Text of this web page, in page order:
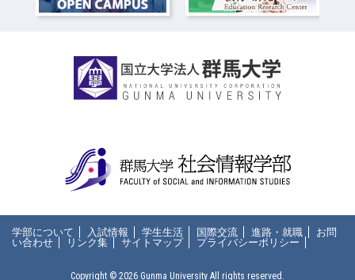
学部について 入試情報 学生生活 国際交流 進路・就職
お問
い合わせ
リンク集 サイトマップ プライバシーポリシー
Copyright © 2026 Gunma University All rights reserved.